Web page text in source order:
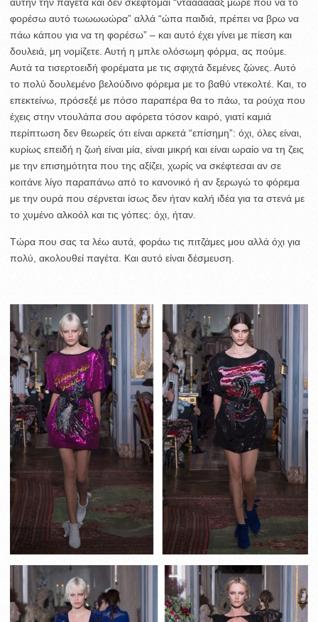
φορέσω αυτό τωωωωώρα” αλλά “ώπα παιδιά, πρέπει να βρω να
πάω κάπου για να τη φορέσω” – και αυτό έχει γίνει με πίεση και
δουλειά, μη νομίζετε. Αυτή η μπλε ολόσωμη φόρμα, ας πούμε.
Αυτά τα τισερτοειδή φορέματα με τις σφιχτά δεμένες ζώνες. Αυτό
το πολύ δουλεμένο βελούδινο φόρεμα με το βαθύ ντεκολτέ. Και, το
επεκτείνω, πρόσεξέ με πόσο παραπέρα θα το πάω, τα ρούχα που
έχεις στην ντουλάπα σου αφόρετα τόσον καιρό, γιατί καμιά
περίπτωση δεν θεωρείς ότι είναι αρκετά “επίσημη”: όχι, όλες είναι,
κυρίως επειδή η ζωή είναι μία, είναι μικρή και είναι ωραίο να τη ζεις
με την επισημότητα που της αξίζει, χωρίς να σκέφτεσαι αν σε
κοιτάνε λίγο παραπάνω από το κανονικό ή αν ξερωγώ το φόρεμα
με την ουρά που σέρνεται ίσως δεν ήταν καλή ιδέα για τα στενά με
το χυμένο αλκοόλ και τις γόπες: όχι, ήταν.
Τώρα που σας τα λέω αυτά, φοράω τις πιτζάμες μου αλλά όχι για
πολύ, ακολουθεί παγέτα. Και αυτό είναι δέσμευση.